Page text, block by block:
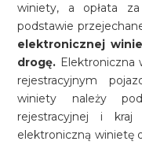
winiety, a opłata
podstawie
elektronicznej
drogę. Elektroniczna
rejestracyjnym
winiety należy
rejestracyjnej i kraj
elektroniczną winietę